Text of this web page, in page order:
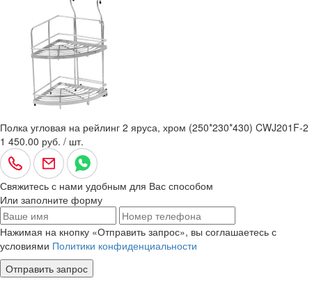
Полка угловая на рейлинг 2 яруса, хром (250*230*430) CWJ201F-2
1 450.00 руб. / шт.
Свяжитесь с нами удобным для Вас способом
Или заполните форму
Нажимая на кнопку «Отправить запрос», вы соглашаетесь с
условиями Политики конфиденциальности
Отправить запрос